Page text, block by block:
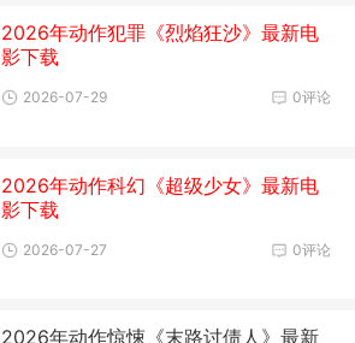
2026年动作犯罪《烈焰狂沙》最新电
影下载
0评论
2026-07-29
2026年动作科幻《超级少女》最新电
影下载
0评论
2026-07-27
2026年动作惊悚《末路讨债人》最新